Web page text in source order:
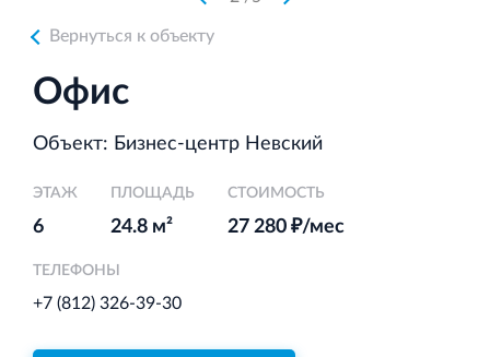
Несъёмная опалубка из щепоцементных плит
ЛЕННИИПРОЕКТ
Проектный институт по жилищно‐гражданскому
Вернуться к объекту
Офис
Объект: Бизнес-центр Невский
ЭТАЖ
6
ПЛОЩАДЬ
24.8 м²
СТОИМОСТЬ
27 280 ₽/мес
ТЕЛЕФОНЫ
+7 (812) 326-39-30